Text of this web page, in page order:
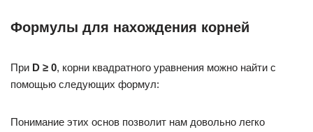
Формулы для нахождения корней
При D ≥ 0, корни квадратного уравнения можно найти с
помощью следующих формул:
Понимание этих основ позволит нам довольно легко